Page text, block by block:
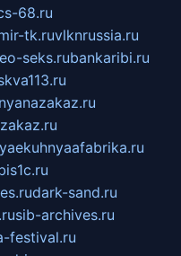
68.ru
tk.ruvlknrussia.ru
seks.rubankaribi.ru
dark-sand.ru
sib-archives.ru
festival.ru